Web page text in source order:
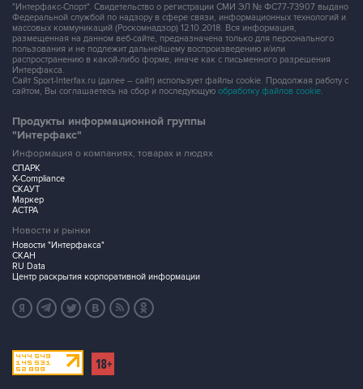
"Интерфакс-Спорт". Свидетельство о регистрации СМИ ЭЛ № ФС77-73907 выдано
Федеральной службой по надзору в сфере связи, информационных технологий и
массовых коммуникаций (Роскомнадзор) 12.10.2018. Вся информация,
размещенная на данном веб-сайте, предназначена только для персонального
пользования и не подлежит дальнейшему воспроизведению и/или
распространению в какой-либо форме, иначе как с письменного разрешения
Интерфакса.
Сайт Sport-Interfax.ru (далее – сайт) использует файлы cookie. Продолжая работу с
сайтом, Вы соглашаетесь на сбор и последующую обработку файлов cookie.
Продукты информационной группы
"Интерфакс"
Информация о компаниях, товарах и людях
СПАРК
X-Compliance
СКАУТ
Маркер
АСТРА
Новости и рынки
Новости "Интерфакса"
СКАН
RU Data
Центр раскрытия корпоративной информации